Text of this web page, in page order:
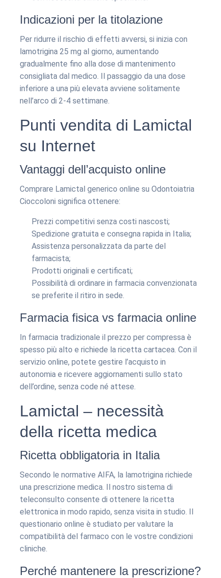
Indicazioni per la titolazione
Per ridurre il rischio di effetti avversi, si inizia con
lamotrigina 25 mg al giorno, aumentando
gradualmente fino alla dose di mantenimento
consigliata dal medico. Il passaggio da una dose
inferiore a una più elevata avviene solitamente
nell’arco di 2-4 settimane.
Punti vendita di Lamictal
su Internet
Vantaggi dell’acquisto online
Comprare Lamictal generico online su Odontoiatria
Cioccoloni significa ottenere:
Prezzi competitivi senza costi nascosti;
Spedizione gratuita e consegna rapida in Italia;
Assistenza personalizzata da parte del
farmacista;
Prodotti originali e certificati;
Possibilità di ordinare in farmacia convenzionata
se preferite il ritiro in sede.
Farmacia fisica vs farmacia online
In farmacia tradizionale il prezzo per compressa è
spesso più alto e richiede la ricetta cartacea. Con il
servizio online, potete gestire l’acquisto in
autonomia e ricevere aggiornamenti sullo stato
dell’ordine, senza code né attese.
Lamictal – necessità
della ricetta medica
Ricetta obbligatoria in Italia
Secondo le normative AIFA, la lamotrigina richiede
una prescrizione medica. Il nostro sistema di
teleconsulto consente di ottenere la ricetta
elettronica in modo rapido, senza visita in studio. Il
questionario online è studiato per valutare la
compatibilità del farmaco con le vostre condizioni
cliniche.
Perché mantenere la prescrizione?